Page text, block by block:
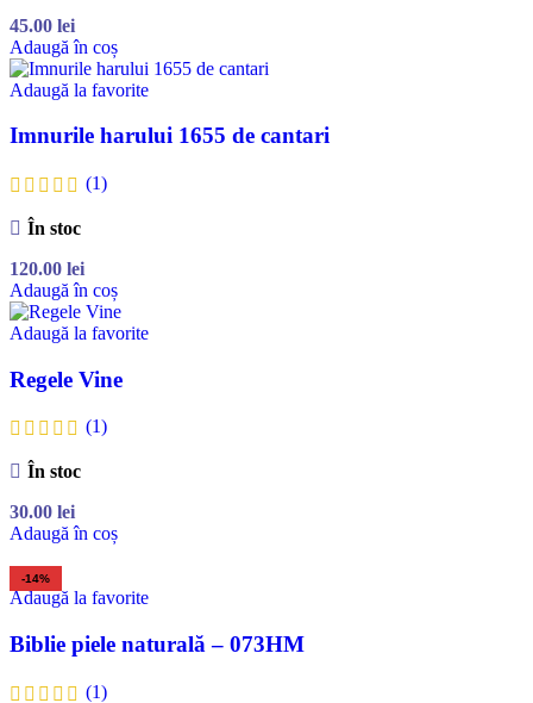
45.00 lei
Adaugă în coș
Adaugă la favorite
Imnurile harului 1655 de cantari
(1)
În stoc
120.00 lei
Adaugă în coș
Adaugă la favorite
Regele Vine
(1)
În stoc
30.00 lei
Adaugă în coș
-14%
Adaugă la favorite
Biblie piele naturală – 073HM
(1)